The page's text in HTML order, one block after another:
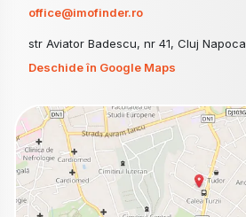
office@imofinder.ro
str Aviator Badescu, nr 41, Cluj Napoca
Deschide în Google Maps